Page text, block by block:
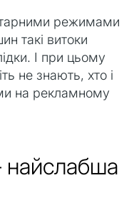
режимами
такі витоки
І при цьому
не знають, хто і
на рекламному
найслабша